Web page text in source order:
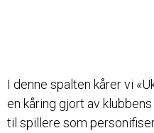
I denne spalten kårer vi
en kåring gjort av
til spillere som